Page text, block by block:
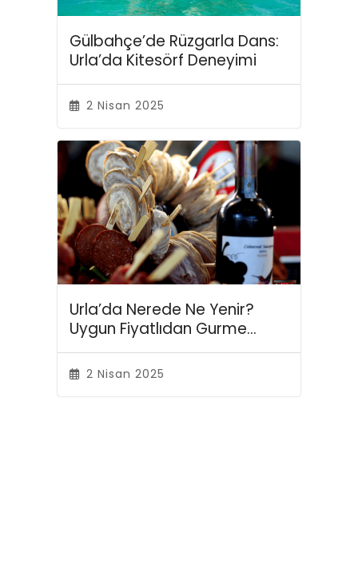
Gülbahçe’de Rüzgarla Dans:
Urla’da Kitesörf Deneyimi
2 Nisan 2025
Urla’da Nerede Ne Yenir?
Uygun Fiyatlıdan Gurme
Lezzetlere Mekan Rehberi
2 Nisan 2025